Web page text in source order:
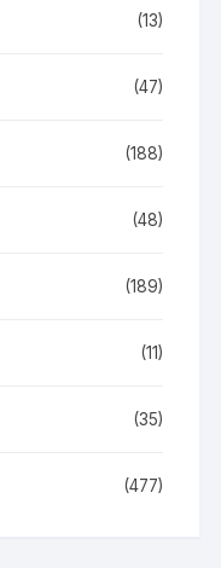
(13)
(47)
(188)
(48)
(189)
(11)
(35)
(477)